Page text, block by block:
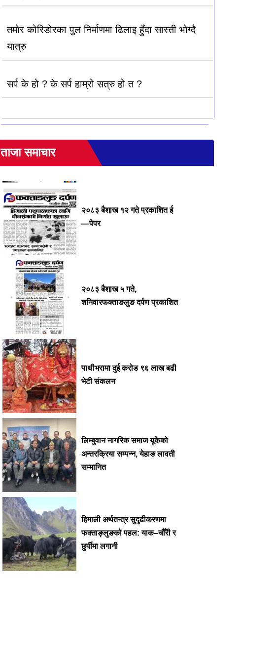
तमोर कोरिडोरका पुल निर्माणमा ढिलाइ हुँदा सास्ती भोग्दै
यात्रु
सर्प के हो ? के सर्प हाम्रो सत्रु हो त ?
ताजा समाचार
२०८३ बैशाख १२ गते प्रकाशित ई
—पेपर
२०८३ बैशाख ५ गते,
शनिवारफक्ताङलुङ दर्पण प्रकाशित
पाथीभरामा दुई करोड ९६ लाख बढी
भेटी संकलन
लिम्बुवान नागरिक समाज यूकेको
अन्तरक्रिया सम्पन्न, येहाङ लावती
सम्मानित
हिमाली अर्थतन्त्र सुदृढीकरणमा
फक्ताङ्लुङको पहल: याक–चौँरी र
छुर्पीमा लगानी